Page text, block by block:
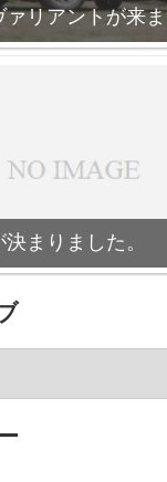
ァリアントが来
まりました。